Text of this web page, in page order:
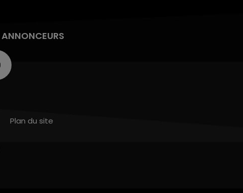
ANNONCEURS
Plan du site